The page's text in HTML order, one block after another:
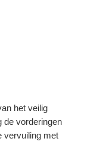
het veilig
de vorderingen
vervuiling met